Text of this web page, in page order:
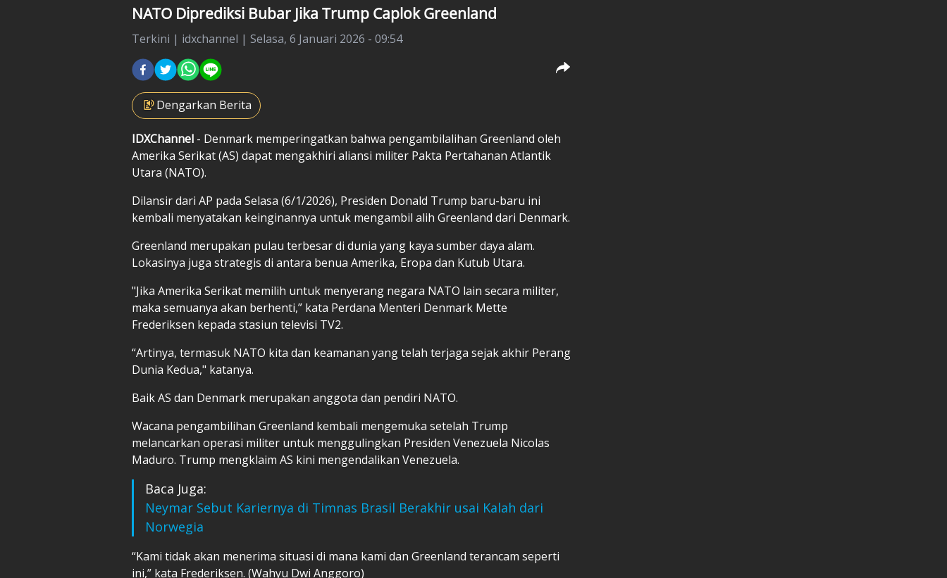
NATO Diprediksi Bubar Jika Trump Caplok Greenland
Terkini | idxchannel | Selasa, 6 Januari 2026 - 09:54
Dengarkan Berita
IDXChannel - Denmark memperingatkan bahwa pengambilalihan Greenland oleh
Amerika Serikat (AS) dapat mengakhiri aliansi militer Pakta Pertahanan Atlantik
Utara (NATO).
Dilansir dari AP pada Selasa (6/1/2026), Presiden Donald Trump baru-baru ini
kembali menyatakan keinginannya untuk mengambil alih Greenland dari Denmark.
Greenland merupakan pulau terbesar di dunia yang kaya sumber daya alam.
Lokasinya juga strategis di antara benua Amerika, Eropa dan Kutub Utara.
"Jika Amerika Serikat memilih untuk menyerang negara NATO lain secara militer,
maka semuanya akan berhenti,” kata Perdana Menteri Denmark Mette
Frederiksen kepada stasiun televisi TV2.
“Artinya, termasuk NATO kita dan keamanan yang telah terjaga sejak akhir Perang
Dunia Kedua," katanya.
Baik AS dan Denmark merupakan anggota dan pendiri NATO.
Wacana pengambilihan Greenland kembali mengemuka setelah Trump
melancarkan operasi militer untuk menggulingkan Presiden Venezuela Nicolas
Maduro. Trump mengklaim AS kini mengendalikan Venezuela.
Baca Juga:
Neymar Sebut Kariernya di Timnas Brasil Berakhir usai Kalah dari
Norwegia
“Kami tidak akan menerima situasi di mana kami dan Greenland terancam seperti
ini,” kata Frederiksen. (Wahyu Dwi Anggoro)